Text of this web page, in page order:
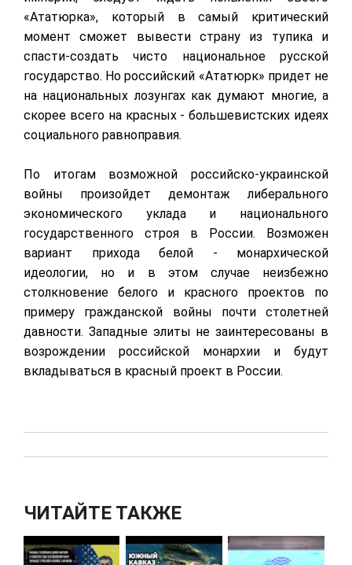
«Ататюрка», который в самый критический
момент сможет вывести страну из тупика и
спасти-создать чисто национальное русской
государство. Но российский «Ататюрк» придет не
на национальных лозунгах как думают многие, а
скорее всего на красных - большевистских идеях
социального равноправия.
По итогам возможной российско-украинской
войны произойдет демонтаж либерального
экономического уклада и национального
государственного строя в России. Возможен
вариант прихода белой - монархической
идеологии, но и в этом случае неизбежно
столкновение белого и красного проектов по
примеру гражданской войны почти столетней
давности. Западные элиты не заинтересованы в
возрождении российской монархии и будут
вкладываться в красный проект в России.
ЧИТАЙТЕ ТАКЖЕ